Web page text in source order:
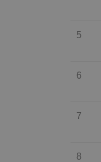
5
6
7
8